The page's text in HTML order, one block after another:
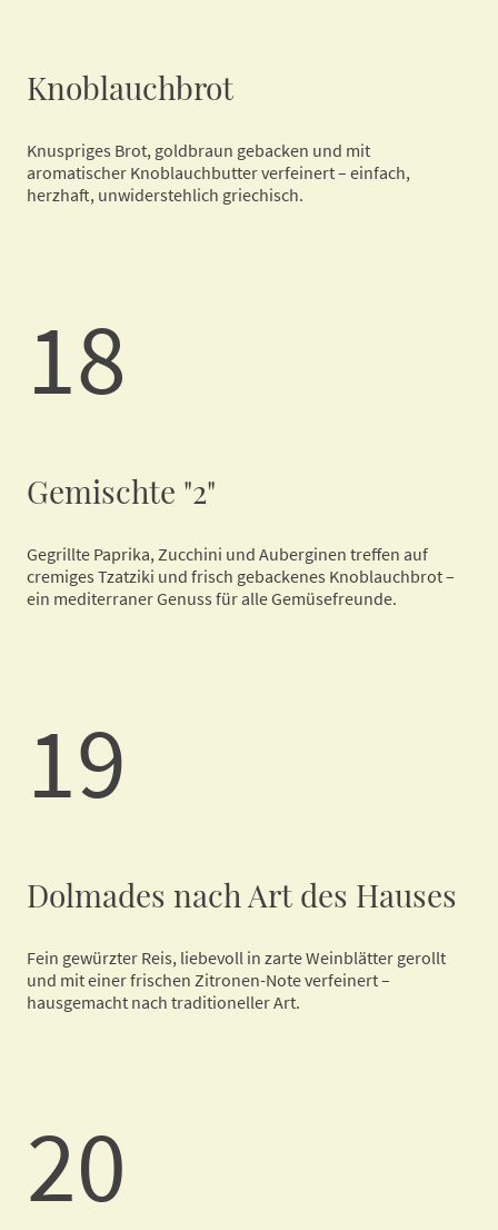
Knoblauchbrot
Knuspriges Brot, goldbraun gebacken und mit
aromatischer Knoblauchbutter verfeinert – einfach,
herzhaft, unwiderstehlich griechisch.
18
Gemischte "2"
Gegrillte Paprika, Zucchini und Auberginen treffen auf
cremiges Tzatziki und frisch gebackenes Knoblauchbrot –
ein mediterraner Genuss für alle Gemüsefreunde.
19
Dolmades nach Art des Hauses
Fein gewürzter Reis, liebevoll in zarte Weinblätter gerollt
und mit einer frischen Zitronen-Note verfeinert –
hausgemacht nach traditioneller Art.
20